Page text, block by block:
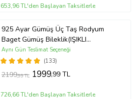
653,96 TL'den Başlayan Taksitlerle
925 Ayar Gümüş Üç Taş Rodyum
Baget Gümüş Bileklik(IŞIKLI
KUTULU)
(133)
Aynı Gün Teslimat Seçeneği
2199,99 TL 1999,99 TL
726,66 TL'den Başlayan Taksitlerle